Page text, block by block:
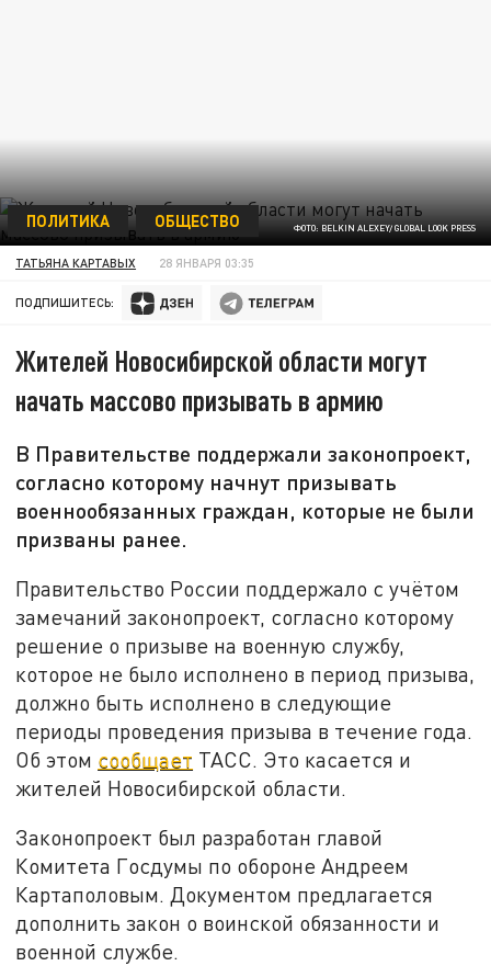
ФОТО: BELKIN ALEXEY/ GLOBAL LOOK PRESS
ПОЛИТИКА ОБЩЕСТВО
ТАТЬЯНА КАРТАВЫХ 28 ЯНВАРЯ 03:35
ПОДПИШИТЕСЬ:
Жителей Новосибирской области могут
начать массово призывать в армию
В Правительстве поддержали законопроект,
согласно которому начнут призывать
военнообязанных граждан, которые не были
призваны ранее.
Правительство России поддержало с учётом
замечаний законопроект, согласно которому
решение о призыве на военную службу,
которое не было исполнено в период призыва,
должно быть исполнено в следующие
периоды проведения призыва в течение года.
Об этом сообщает ТАСС. Это касается и
жителей Новосибирской области.
Законопроект был разработан главой
Комитета Госдумы по обороне Андреем
Картаполовым. Документом предлагается
дополнить закон о воинской обязанности и
военной службе.